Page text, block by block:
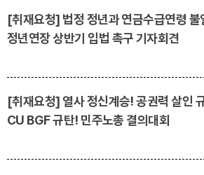
[취재요청] 법정 정년과 연금수급연령
정년연장 상반기 입법 촉구 기자회견
[취재요청] 열사 정신계승! 공권력 살인
CU BGF 규탄! 민주노총 결의대회
노동상담
부설기관